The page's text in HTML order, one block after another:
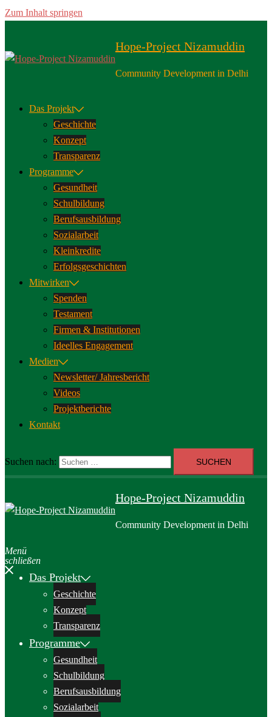
Zum Inhalt springen
Hope-Project Nizamuddin
Community Development in Delhi
Das Projekt
Geschichte
Konzept
Transparenz
Programme
Gesundheit
Schulbildung
Berufsausbildung
Sozialarbeit
Kleinkredite
Erfolgsgeschichten
Mitwirken
Spenden
Testament
Firmen & Institutionen
Ideelles Engagement
Medien
Newsletter/ Jahresbericht
Videos
Projektberichte
Kontakt
Suchen nach:
Hope-Project Nizamuddin
Community Development in Delhi
Menü
schließen
Das Projekt
Geschichte
Konzept
Transparenz
Programme
Gesundheit
Schulbildung
Berufsausbildung
Sozialarbeit